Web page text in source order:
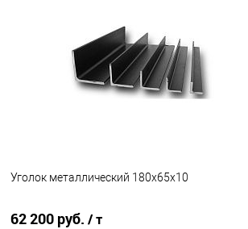
Купить в 1 клик
Сравнение
В избранное
Под заказ
Уголок металлический 180х65х10
62 200 руб. / т